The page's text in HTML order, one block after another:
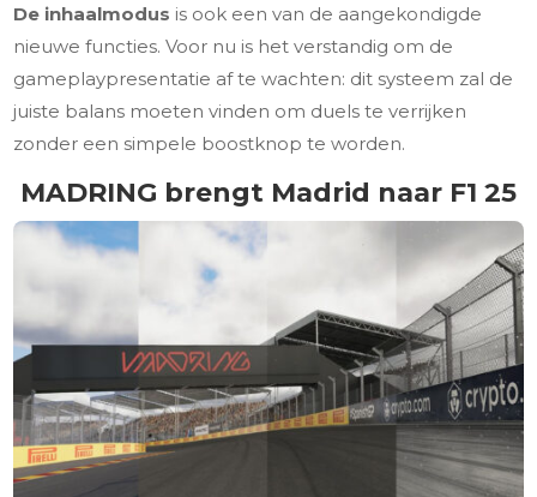
De inhaalmodus is ook een van de aangekondigde
nieuwe functies. Voor nu is het verstandig om de
gameplaypresentatie af te wachten: dit systeem zal de
juiste balans moeten vinden om duels te verrijken
zonder een simpele boostknop te worden.
MADRING brengt Madrid naar F1 25